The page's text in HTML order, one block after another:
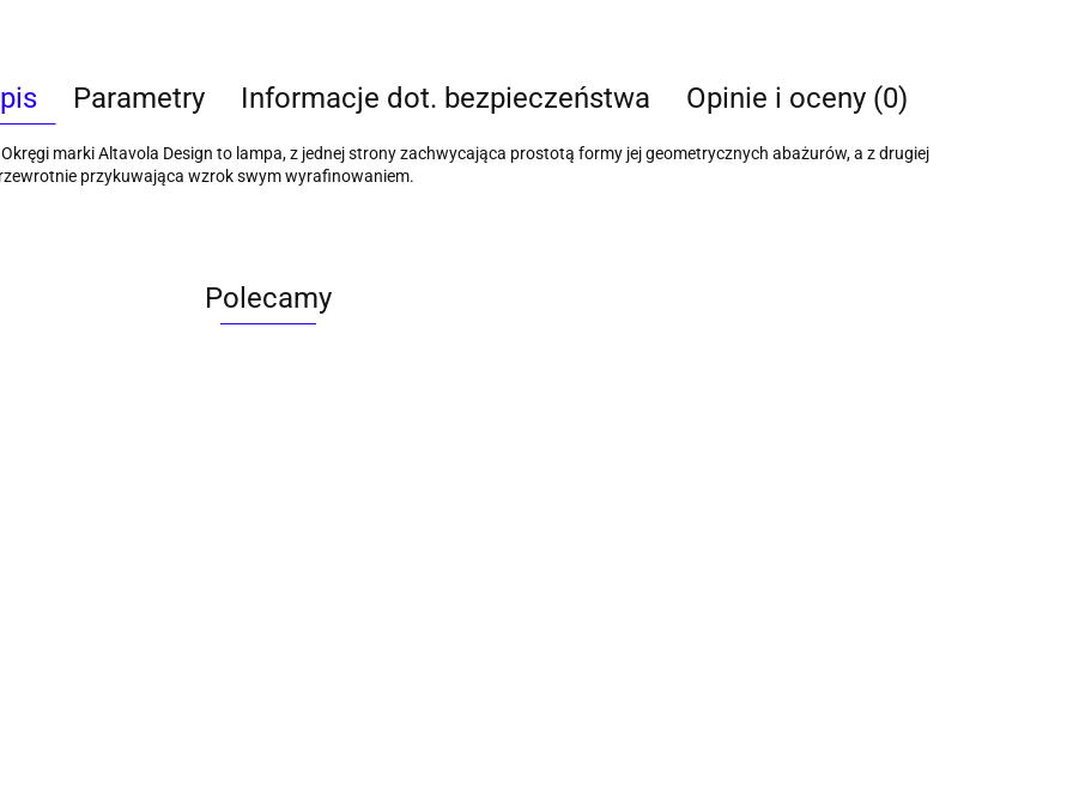
Parametry Informacje dot. bezpieczeństwa Opinie i oceny (0)
marki Altavola Design to lampa, z jednej strony zachwycająca prostotą formy jej geometrycznych abażurów, a z drugiej
przykuwająca wzrok swym wyrafinowaniem.
Polecamy